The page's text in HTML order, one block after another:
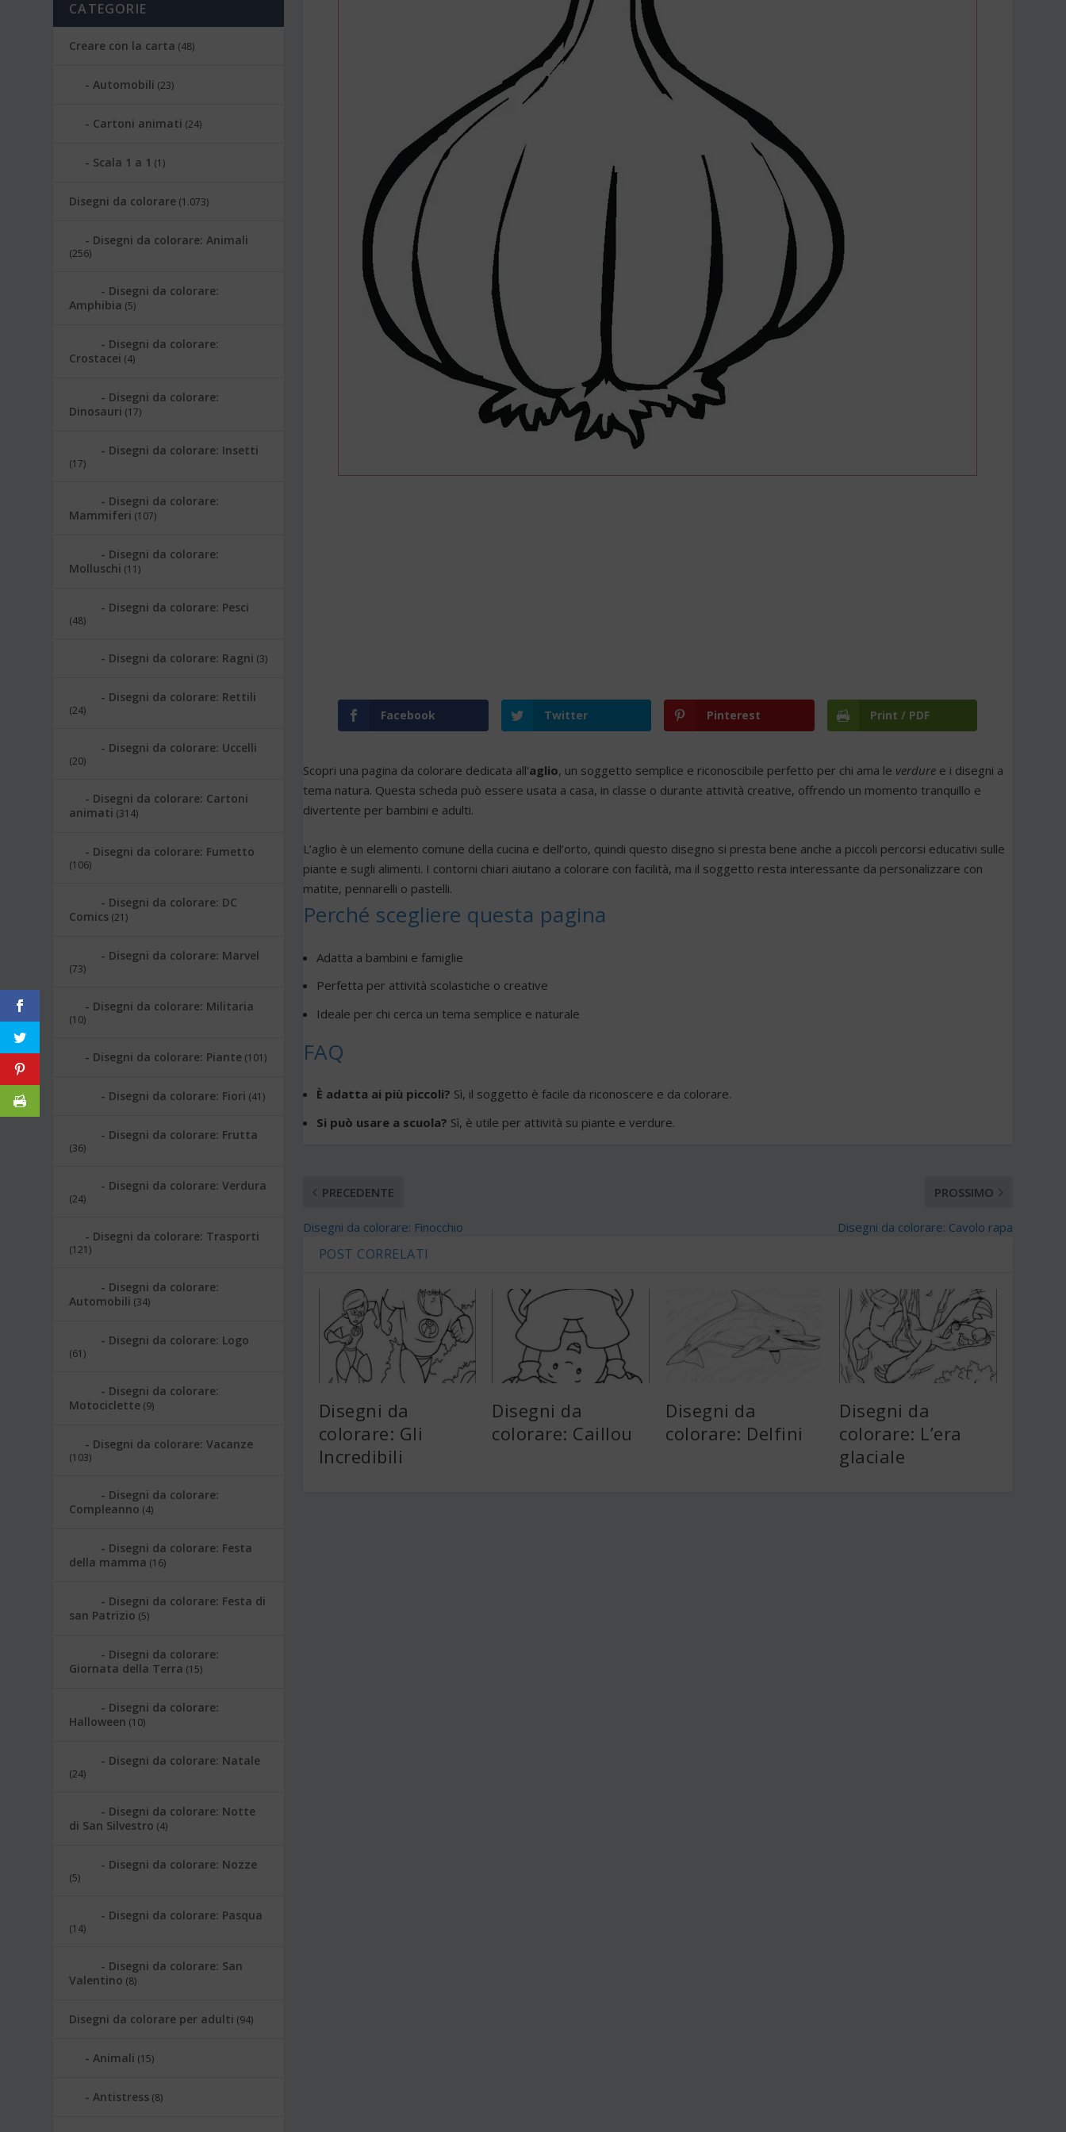
Facebook Twitter Pinterest Print / PDF
Scopri una pagina da colorare dedicata all'aglio, un soggetto semplice e riconoscibile perfetto per chi ama le verduree i disegni a
tema natura. Questa scheda può essere usata a casa, in classe o durante attività creative, offrendo un momento tranquillo e
divertente per bambini e adulti.
L’aglio è un elemento comune della cucina e dell’orto, quindi questo disegno si presta bene anche a piccoli percorsi educativi sulle
piante e sugli alimenti. I contorni chiari aiutano a colorare con facilità, ma il soggetto resta interessante da personalizzare con
matite, pennarelli o pastelli.
Perché scegliere questa pagina
Adatta a bambini e famiglie
Perfetta per attività scolastiche o creative
Ideale per chi cerca un tema semplice e naturale
FAQ
È adatta ai più piccoli? Sì, il soggetto è facile da riconoscere e da colorare.
Si può usare a scuola? Sì, è utile per attività su piante e verdure.
PRECEDENTE
Disegni da colorare: Finocchio
PROSSIMO
Disegni da colorare: Cavolo rapa
POST CORRELATI
Disegni da
colorare: Gli
Incredibili
Disegni da
colorare: Caillou
Disegni da
colorare: Delfini
Disegni da
colorare: L’era
glaciale
CATEGORIE
Creare con la carta (48)
Automobili (23)
Cartoni animati (24)
Scala 1 a 1 (1)
Disegni da colorare (1.073)
Disegni da colorare: Animali
(256)
Disegni da colorare:
Amphibia (5)
Disegni da colorare:
Crostacei (4)
Disegni da colorare:
Dinosauri (17)
Disegni da colorare: Insetti
(17)
Disegni da colorare:
Mammiferi (107)
Disegni da colorare:
Molluschi (11)
Disegni da colorare: Pesci
(48)
Disegni da colorare: Ragni (3)
Disegni da colorare: Rettili
(24)
Disegni da colorare: Uccelli
(20)
Disegni da colorare: Cartoni
animati (314)
Disegni da colorare: Fumetto
(106)
Disegni da colorare: DC
Comics (21)
Disegni da colorare: Marvel
(73)
Disegni da colorare: Militaria
(10)
Disegni da colorare: Piante (101)
Disegni da colorare: Fiori (41)
Disegni da colorare: Frutta
(36)
Disegni da colorare: Verdura
(24)
Disegni da colorare: Trasporti
(121)
Disegni da colorare:
Automobili (34)
Disegni da colorare: Logo
(61)
Disegni da colorare:
Motociclette (9)
Disegni da colorare: Vacanze
(103)
Disegni da colorare:
Compleanno (4)
Disegni da colorare: Festa
della mamma (16)
Disegni da colorare: Festa di
san Patrizio (5)
Disegni da colorare:
Giornata della Terra (15)
Disegni da colorare:
Halloween (10)
Disegni da colorare: Natale
(24)
Disegni da colorare: Notte
di San Silvestro (4)
Disegni da colorare: Nozze
(5)
Disegni da colorare: Pasqua
(14)
Disegni da colorare: San
Valentino (8)
Disegni da colorare per adulti (94)
Animali (15)
Antistress (8)